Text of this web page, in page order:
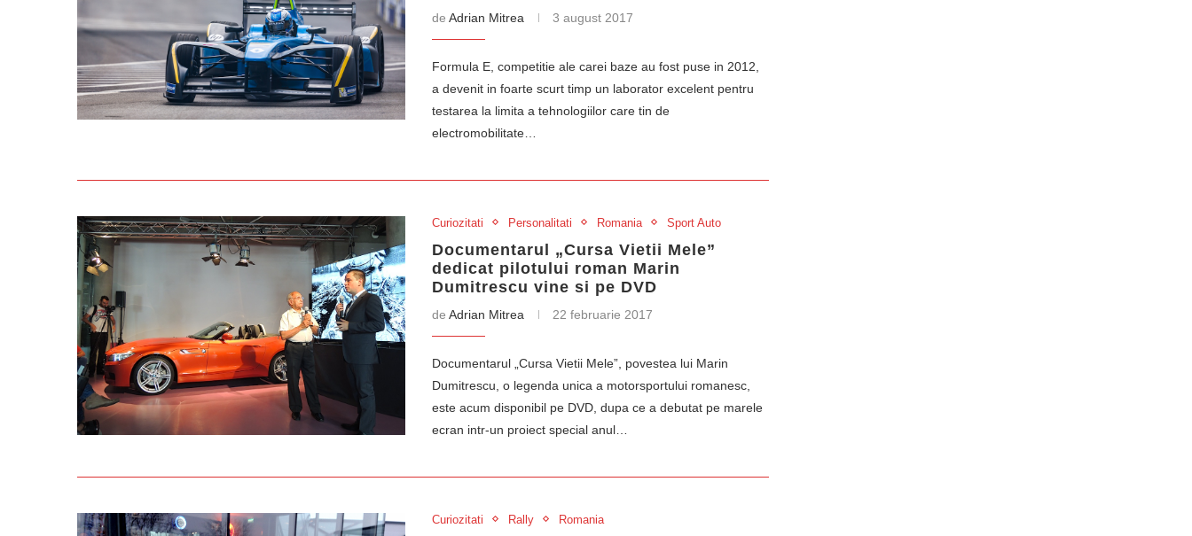
de Adrian Mitrea 3 august 2017
Formula E, competitie ale carei baze au fost puse in 2012,
a devenit in foarte scurt timp un laborator excelent pentru
testarea la limita a tehnologiilor care tin de
electromobilitate…
Curiozitati Personalitati Romania Sport Auto
Documentarul „Cursa Vietii Mele”
dedicat pilotului roman Marin
Dumitrescu vine si pe DVD
de Adrian Mitrea 22 februarie 2017
Documentarul „Cursa Vietii Mele”, povestea lui Marin
Dumitrescu, o legenda unica a motorsportului romanesc,
este acum disponibil pe DVD, dupa ce a debutat pe marele
ecran intr-un proiect special anul…
Curiozitati Rally Romania